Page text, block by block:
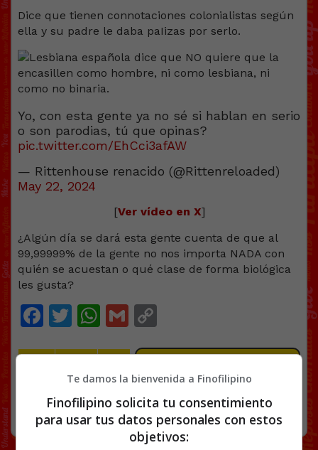
Dice que tienen connotaciones colonialistas según
ella y su padre le daba paIizas por serlo.
Yo, con esta gente ya no sé si hablan en serio
o son parodias, tú que opinas?
pic.twitter.com/EhCci3afAW
— Rittenhouse renacido (@Rittenreloaded)
May 22, 2024
[Ver vídeo en X]
¿Algún día se dará esta gente cuenta de que al
99,99999% de la gente no nos importa NADA con
quién se acuestan o qué clase de forma biológica
les gusta?
Facebook
Twitter
WhatsApp
Gmail
RANDOM 23 MAYO, 2024
Te damos la bienvenida a Finofilipino
Finofilipino solicita tu consentimiento
para usar tus datos personales con estos
objetivos: